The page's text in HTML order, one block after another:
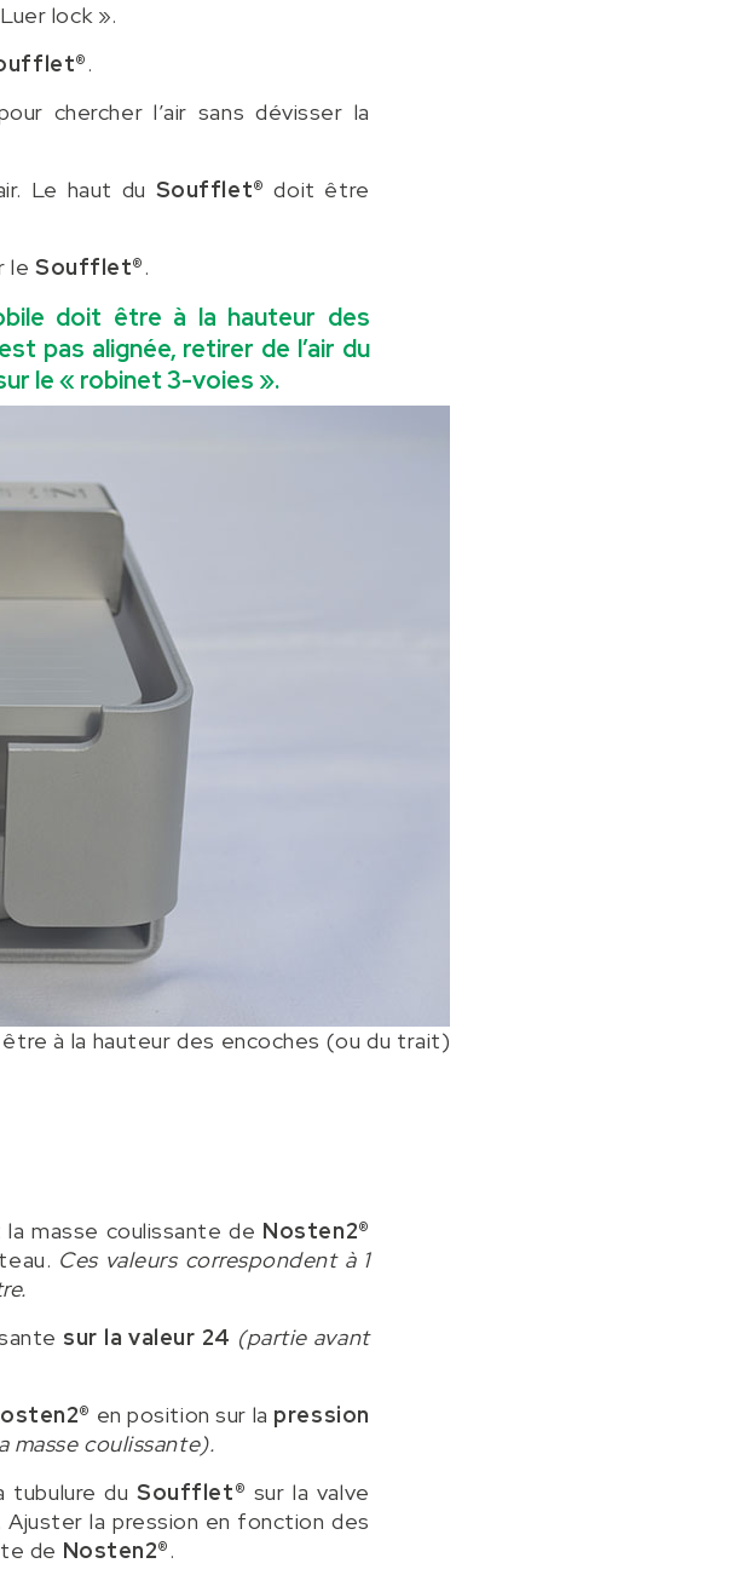
lock ».
.
chercher l’air sans dévisser la
Le haut du Soufflet®doit être
le Soufflet®.
doit être à la hauteur des
pas alignée, retirer de l’air du
le « robinet 3-voies ».
à la hauteur des encoches (ou du trait)
masse coulissante de Nosten2®
Ces valeurs correspondent à 1
sur la valeur 24 (partie avant
en position sur la pression
masse coulissante).
tubulure duSoufflet® sur la valve
la pression en fonction des
de Nosten2®.